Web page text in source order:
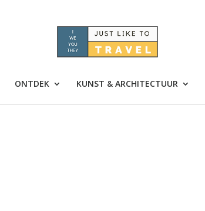
ONTDEK KUNST & ARCHITECTUUR